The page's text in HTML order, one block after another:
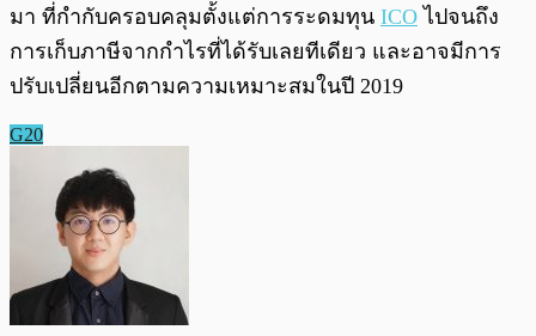
มา ที่กำกับครอบคลุมตั้งแต่การระดมทุน ICO ไปจนถึง
การเก็บภาษีจากกำไรที่ได้รับเลยทีเดียว และอาจมีการ
ปรับเปลี่ยนอีกตามความเหมาะสมในปี 2019
G20